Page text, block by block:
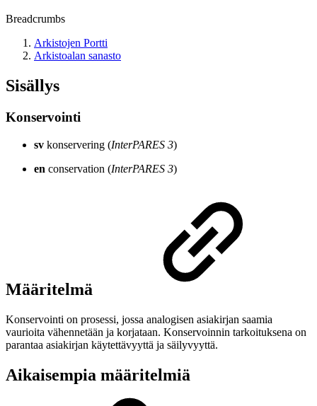
Breadcrumbs
Arkistojen Portti
Arkistoalan sanasto
Sisällys
Konservointi
sv konservering (InterPARES 3)
en conservation (InterPARES 3)
Määritelmä
Konservointi on prosessi, jossa analogisen asiakirjan saamia
vaurioita vähennetään ja korjataan. Konservoinnin tarkoituksena on
parantaa asiakirjan käytettävyyttä ja säilyvyyttä.
Aikaisempia määritelmiä